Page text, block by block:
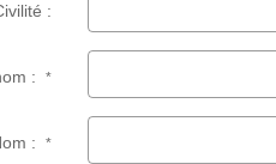
:
:*
:*